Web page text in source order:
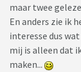
maar twee
En anders zie ik
interesse dus
mij is alleen dat
maken...